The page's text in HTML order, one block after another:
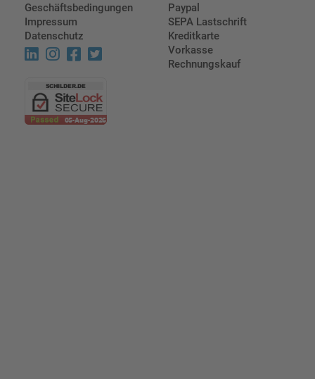
Geschäftsbedingungen
Impressum
Datenschutz
Paypal
SEPA Lastschrift
Kreditkarte
Vorkasse
Rechnungskauf